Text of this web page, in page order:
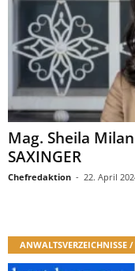
Mag. Sheila
SAXINGER
Chefredaktion - 22. April
ANWALTSVERZEICHNISSE /